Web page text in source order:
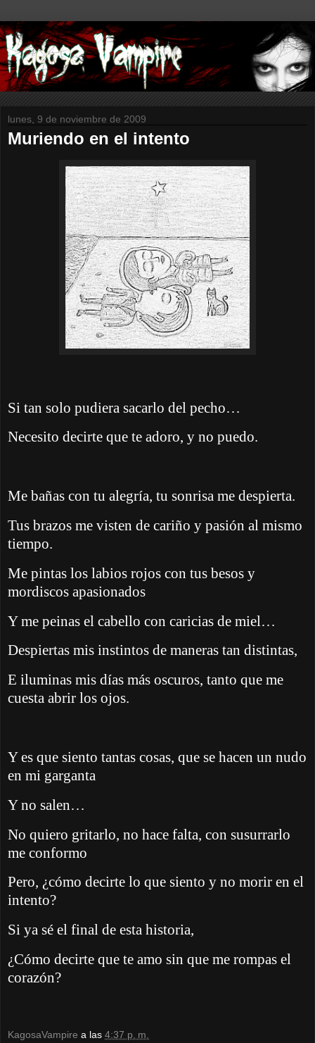
lunes, 9 de noviembre de 2009
Muriendo en el intento
Si tan solo pudiera sacarlo del pecho…
Necesito decirte que te adoro, y no puedo.
Me bañas con tu alegría, tu sonrisa me despierta.
Tus brazos me visten de cariño y pasión al mismo
tiempo.
Me pintas los labios rojos con tus besos y
mordiscos apasionados
Y me peinas el cabello con caricias de miel…
Despiertas mis instintos de maneras tan distintas,
E iluminas mis días más oscuros, tanto que me
cuesta abrir los ojos.
Y es que siento tantas cosas, que se hacen un nudo
en mi garganta
Y no salen…
No quiero gritarlo, no hace falta, con susurrarlo
me conformo
Pero, ¿cómo decirte lo que siento y no morir en el
intento?
Si ya sé el final de esta historia,
¿Cómo decirte que te amo sin que me rompas el
corazón?
KagosaVampire a las 4:37 p. m.